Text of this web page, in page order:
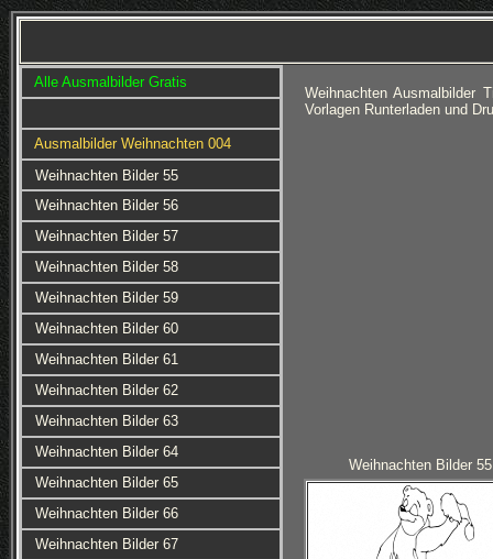
Alle Ausmalbilder Gratis
Ausmalbilder Weihnachten 004
Weihnachten Bilder 55
Weihnachten Bilder 56
Weihnachten Bilder 57
Weihnachten Bilder 58
Weihnachten Bilder 59
Weihnachten Bilder 60
Weihnachten Bilder 61
Weihnachten Bilder 62
Weihnachten Bilder 63
Weihnachten Bilder 64
Weihnachten Bilder 65
Weihnachten Bilder 66
Weihnachten Bilder 67
Weihnachten Ausmalbilder
Vorlagen Runterladen und
Weihnachten Bilder 55